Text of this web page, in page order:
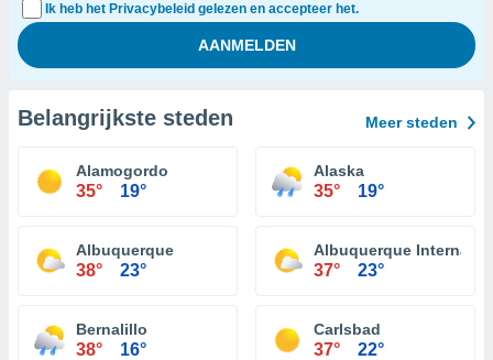
Ik heb het Privacybeleid gelezen en accepteer het.
Belangrijkste steden Meer steden
Alamogordo
35° 19°
Alaska
35° 19°
Albuquerque
38° 23°
Albuquerque
37° 23°
Bernalillo
38° 16°
Carlsbad
37° 22°